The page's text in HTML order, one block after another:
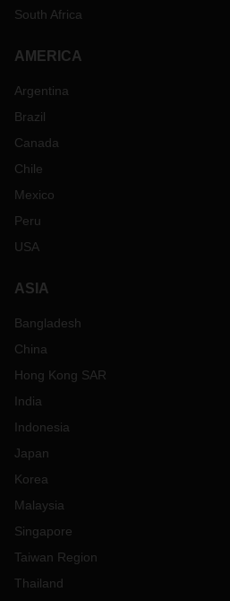
South Africa
AMERICA
Argentina
Brazil
Canada
Chile
Mexico
Peru
USA
ASIA
Bangladesh
China
Hong Kong SAR
India
Indonesia
Japan
Korea
Malaysia
Singapore
Taiwan Region
Thailand